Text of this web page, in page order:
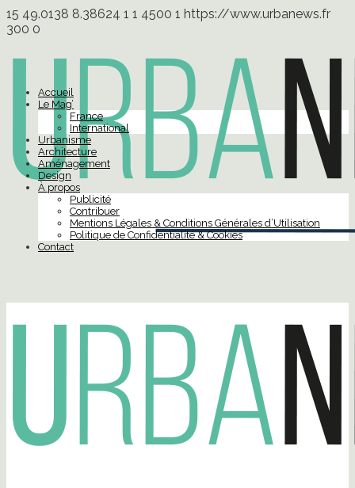
15 49.0138 8.38624 1 1 4500 1 https://www.urbanews.fr
300 0
Accueil
Le Mag’
France
International
Urbanisme
Architecture
Aménagement
Design
À propos
Publicité
Contribuer
Mentions Légales & Conditions Générales d’Utilisation
Politique de Confidentialité & Cookies
Contact